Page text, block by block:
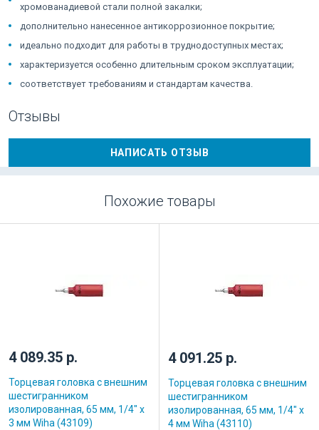
хромованадиевой стали полной закалки;
дополнительно нанесенное антикоррозионное покрытие;
идеально подходит для работы в труднодоступных местах;
характеризуется особенно длительным сроком эксплуатации;
соответствует требованиям и стандартам качества.
Отзывы
НАПИСАТЬ ОТЗЫВ
Похожие товары
4 089.35 р.
Торцевая головка с внешним
шестигранником
изолированная, 65 мм, 1/4" х
3 мм Wiha (43109)
4 091.25 р.
Торцевая головка с внешним
шестигранником
изолированная, 65 мм, 1/4" х
4 мм Wiha (43110)